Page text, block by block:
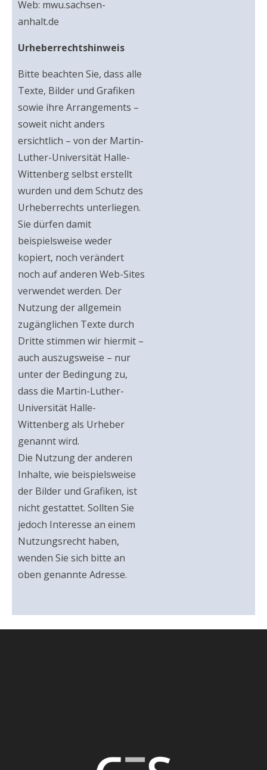
Web: mwu.sachsen-
anhalt.de
Urheberrechtshinweis
Bitte beachten Sie, dass alle
Texte, Bilder und Grafiken
sowie ihre Arrangements –
soweit nicht anders
ersichtlich – von der Martin-
Luther-Universität Halle-
Wittenberg selbst erstellt
wurden und dem Schutz des
Urheberrechts unterliegen.
Sie dürfen damit
beispielsweise weder
kopiert, noch verändert
noch auf anderen Web-Sites
verwendet werden. Der
Nutzung der allgemein
zugänglichen Texte durch
Dritte stimmen wir hiermit –
auch auszugsweise – nur
unter der Bedingung zu,
dass die Martin-Luther-
Universität Halle-
Wittenberg als Urheber
genannt wird.
Die Nutzung der anderen
Inhalte, wie beispielsweise
der Bilder und Grafiken, ist
nicht gestattet. Sollten Sie
jedoch Interesse an einem
Nutzungsrecht haben,
wenden Sie sich bitte an
oben genannte Adresse.